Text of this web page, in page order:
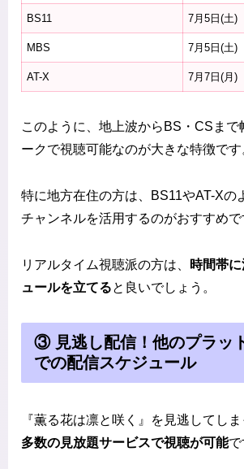
BS11 7月5日(土)
MBS 7月5日(土)
AT-X 7月7日(月)
このように、地上波からBS・CSまで
ークで視聴可能なのが大きな特徴です
特に地方在住の方は、BS11やAT-Xの
チャンネルを活用するのがおすすめで
リアルタイム視聴派の方は、
時間帯
ュールを立てると良いでしょう。
③ 見逃し配信！他のプラッ
での配信スケジュール
『薫る花は凛と咲く』を見逃してしま
多数の見放題サービスで視聴が可能で